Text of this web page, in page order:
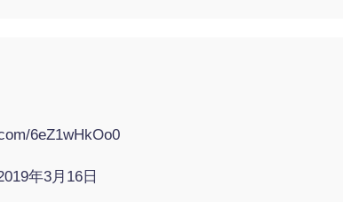
6eZ1wHkOo0
年3月16日